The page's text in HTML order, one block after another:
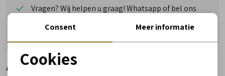
Vragen? Wij helpen u graag! Whatsapp of bel ons
Gratis verzending vanaf €50,- (uitgezonderd sale)
Alternatieve kleuren
Noodzakelijke cookies
Consent Meer informatie
Cookies